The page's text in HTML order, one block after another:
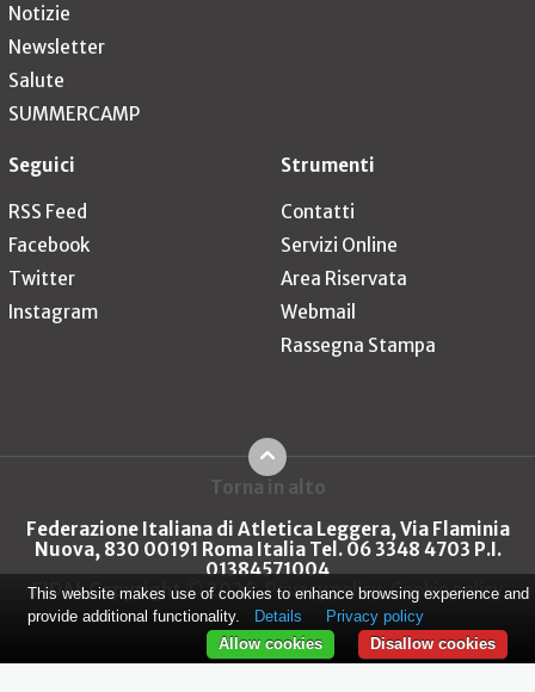
Notizie
Newsletter
Salute
SUMMERCAMP
Seguici
RSS Feed
Facebook
Twitter
Instagram
Strumenti
Contatti
Servizi Online
Area Riservata
Webmail
Rassegna Stampa
Torna in alto
Federazione Italiana di Atletica Leggera, Via Flaminia
Nuova, 830 00191 Roma Italia Tel. 06 3348 4703 P.I.
01384571004
FIDAL Copyright © 2026 Privacy policy Cookie policy
This website makes use of cookies to enhance browsing experience and
provide additional functionality.
Details
Privacy policy
Disallow cookies
Allow cookies